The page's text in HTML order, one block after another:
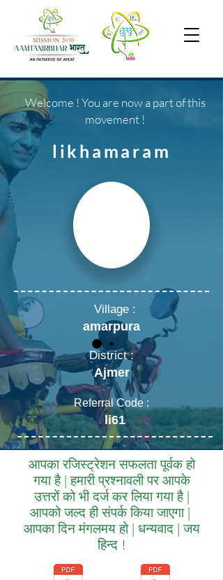
likhamaram
Village :
amarpura
District :
Ajmer
Referral Code :
li61
Welcome ! You are now a part of this
movement !
आपका रजिस्ट्रेशन सफलता पूर्वक हो
गया है | हमारी प्रश्नावली पर आपके
उत्तरों को भी दर्ज कर लिया गया है |
आपको जल्द ही संपर्क किया जाएगा |
आपका दिन मंगलमय हो | धन्यवाद | जय
हिन्द !